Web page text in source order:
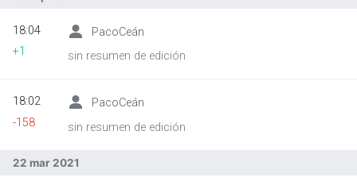
PacoCeán
sin resumen de edición
18:04
+1
PacoCeán
sin resumen de edición
18:02
-158
22 mar 2021